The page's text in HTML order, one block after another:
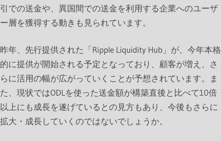
引での送金や、異国間での送金を利用する企業へのユーザ
ー層を獲得する動きも見られています。
昨年、先行提供された「Ripple Liquidity Hub」が、今年本格
的に提供が開始される予定となっており、顧客が増え、さ
らに活用の幅が広がっていくことが予想されています。ま
た、現状ではODLを使った送金額が構築直後と比べて10倍
以上にも成長を遂げているとの見方もあり、今後もさらに
拡大・成長していくのではないでしょうか。